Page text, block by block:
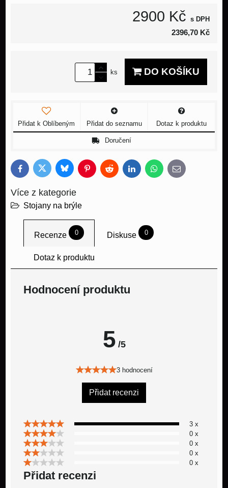
2900 Kč s DPH
2396,70 Kč
ks DO KOŠÍKU
Přidat k Oblíbeným Přidat do seznamu Dotaz k produktu
Doručení
FacebookTwitter BlueskyPinterestReddit LinkedInWhatsApp
E-
mail
Více z kategorie
Stojany na brýle
Recenze 0 Diskuse 0
Dotaz k produktu
Hodnocení produktu
5 /5
3 hodnocení
Přidat recenzi
3 x
0 x
0 x
0 x
0 x
Přidat recenzi